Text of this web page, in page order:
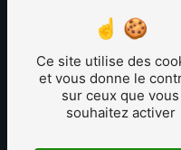
Ce site utilise des
et vous donne le
sur ceux que vous
souhaitez activer